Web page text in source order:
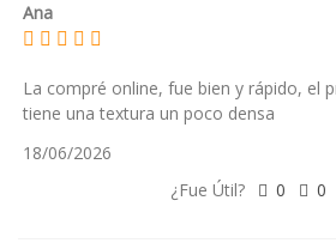
Ana
La compré online, fue bien y rápido, el
tiene una textura un poco densa
18/06/2026
¿Fue Útil?
0 0